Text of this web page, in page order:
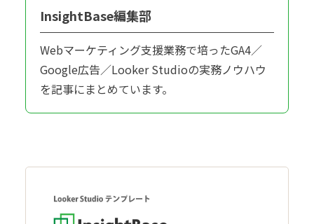
InsightBase編集部
Webマーケティング支援業務で培ったGA4／
Google広告／Looker Studioの実務ノウハウ
を記事にまとめています。